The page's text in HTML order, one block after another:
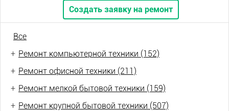
Создать заявку на ремонт
Все
+ Ремонт компьютерной техники (152)
+ Ремонт офисной техники (211)
+ Ремонт мелкой бытовой техники (159)
+ Ремонт крупной бытовой техники (507)